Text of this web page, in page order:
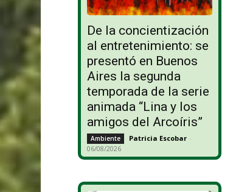
De la concientización
al entretenimiento: se
presentó en Buenos
Aires la segunda
temporada de la serie
animada “Lina y los
amigos del Arcoíris”
Ambiente Patricia Escobar -
06/08/2026